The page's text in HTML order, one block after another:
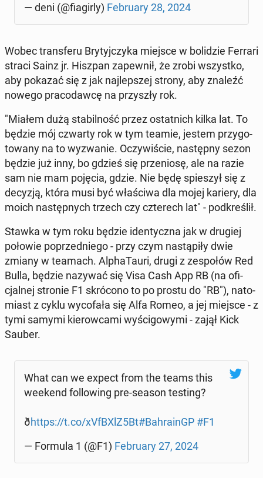
— deni (@fia­gir­ly) Fe­bru­ary 28, 2024
Wobec trans­fe­ru Bry­tyj­czy­ka miejsce w bo­li­dzie Ferrari
straci Sainz jr. Hiszpan za­pew­nił, że zrobi wszyst­ko,
aby pokazać się z jak naj­lep­szej strony, aby znaleźć
nowego pra­co­daw­cę na przy­szły rok.
"Miałem dużą sta­bil­ność przez ostat­nich kilka lat. To
będzie mój czwarty rok w tym teamie, jestem przy­go­
to­wa­ny na to wy­zwa­nie. Oczy­wi­ście, na­stęp­ny sezon
będzie już inny, bo gdzieś się prze­nio­sę, ale na razie
sam nie mam pojęcia, gdzie. Nie będę spie­szył się z
decyzją, która musi być wła­ści­wa dla mojej kariery, dla
moich na­stęp­nych trzech czy czte­rech lat" - pod­kre­ślił.
Stawka w tym roku będzie iden­tycz­na jak w drugiej
połowie po­przed­nie­go - przy czym na­stą­pi­ły dwie
zmiany w teamach. Al­pha­Tau­ri, drugi z ze­spo­łów Red
Bulla, będzie nazywać się Visa Cash App RB (na ofi­
cjal­nej stronie F1 skró­co­no to po prostu do "RB"), na­to­
miast z cyklu wy­co­fa­ła się Alfa Romeo, a jej miejsce - z
tymi samymi kie­row­ca­mi wy­ści­go­wy­mi - zajął Kick
Sauber.
What can we expect from the teams this
weekend fol­lo­wing pre-season testing?
ðhttps://t.co/xVfBXlZ5Bt#Bah­ra­inGP #F1
— Formula 1 (@F1) Fe­bru­ary 27, 2024